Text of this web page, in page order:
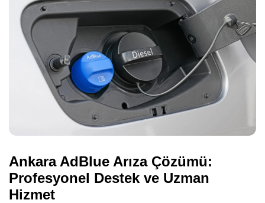
Ankara AdBlue Arıza Çözümü:
Profesyonel Destek ve Uzman
Hizmet